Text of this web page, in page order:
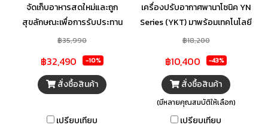
จัดเก็บอาหารสดใหม่และถูก
สุขลักษณะเพื่อการรับประทาน
อาหารที่ดีต่อสุขภาพ
฿35,990
฿32,490 -10%
สั่งซื้อสินค้า
เปรียบเทียบ
เครื่องปรับอากาศพานาโซนิค YN
Series (YKT) มาพร้อมเทคโนโลยี
Follow Me Sensor มีการติดตั้ง
รีโมทคอนโทรล และเครื่องปรับ
อากาศจะควบคุมอุณหภูมิโดย
อ้างอิงอุณหภูมิโดยรอบ รอบๆ
รีโมทคอนโทรล สารทำความเย็น
R32 ช่วยเพิ่มความแข็งแรงและ
฿18,200
฿10,400 -43%
สั่งซื้อสินค้า
(มีหลายคุณสมบัติให้เลือก)
เปรียบเทียบ